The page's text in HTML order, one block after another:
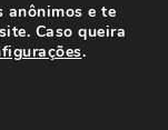
anônimos e te
Caso queira
.